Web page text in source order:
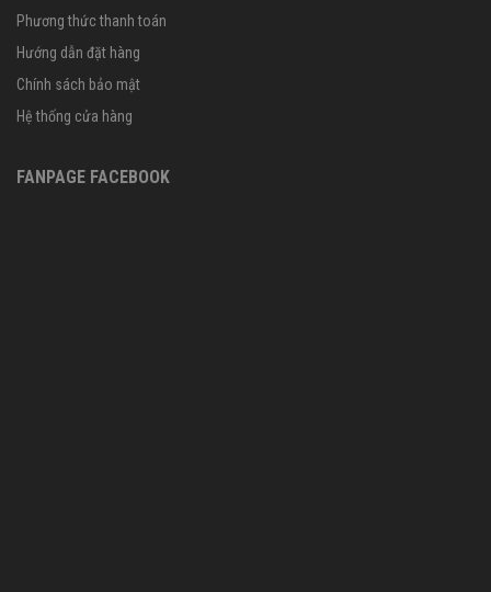
Phương thức thanh toán
Hướng dẫn đặt hàng
Chính sách bảo mật
Hệ thống cửa hàng
FANPAGE FACEBOOK